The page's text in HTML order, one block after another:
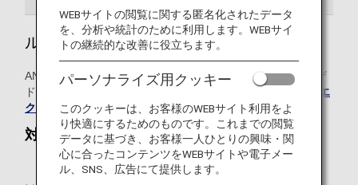
ルフトハンザエクスプレス
ANAのジョイントベンチャーパートナーであるルフトハンザ
ドイツ航空（LH）のサービスです。詳しくは
ルフトハンザエ
クスプレス鉄道
をご覧ください。
対象列車
LH便名がついたドイツ鉄道ICE
WEBサイトの閲覧に関する匿名化されたデータ
を、分析や統計のために利用します。WEBサイ
トの継続的な改善に役立ちます。
パーソナライズ用クッキー
このクッキーは、お客様のWEBサイト利用をよ
り快適にするためのものです。これまでの閲覧
データに基づき、お客様一人ひとりの興味・関
心に合ったコンテンツをWEBサイトや電子メー
ル、SNS、広告にて提供します。